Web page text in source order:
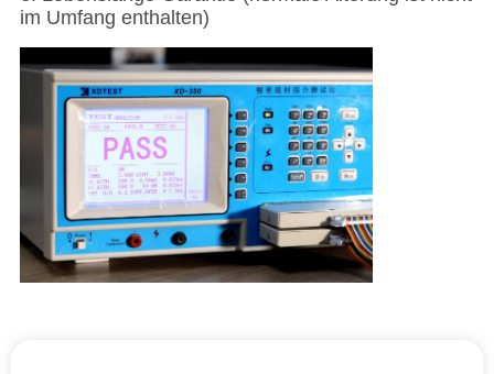
KONTAKT
MIT
UNS
NEUIGKEITEN
RECHTSSACHEN
im Umfang enthalten)